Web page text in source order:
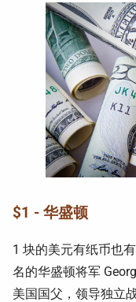
$1 - 华盛顿
1 块的美元有纸币也
名的华盛顿将军
美国国父，领导独立战